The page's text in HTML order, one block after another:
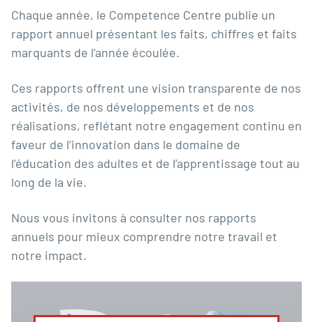
Chaque année, le Competence Centre publie un
rapport annuel présentant les faits, chiffres et faits
marquants de l’année écoulée.
Ces rapports offrent une vision transparente de nos
activités, de nos développements et de nos
réalisations, reflétant notre engagement continu en
faveur de l’innovation dans le domaine de
l’éducation des adultes et de l’apprentissage tout au
long de la vie.
Nous vous invitons à consulter nos rapports
annuels pour mieux comprendre notre travail et
notre impact.